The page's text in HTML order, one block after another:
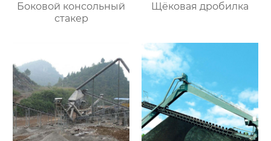
Боковой консольный
стакер
Щёковая дробилка